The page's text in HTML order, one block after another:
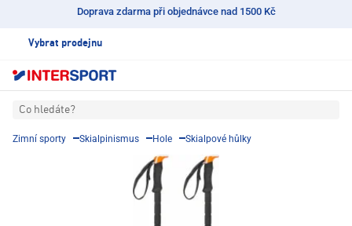
Doprava zdarma při objednávce nad 1500 Kč
Vybrat prodejnu
Co hledáte?
Zimní sporty Skialpinismus Hole Skialpové hůlky